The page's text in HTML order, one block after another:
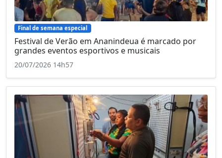
Final de semana especial
Festival de Verão em Ananindeua é marcado por
grandes eventos esportivos e musicais
20/07/2026 14h57